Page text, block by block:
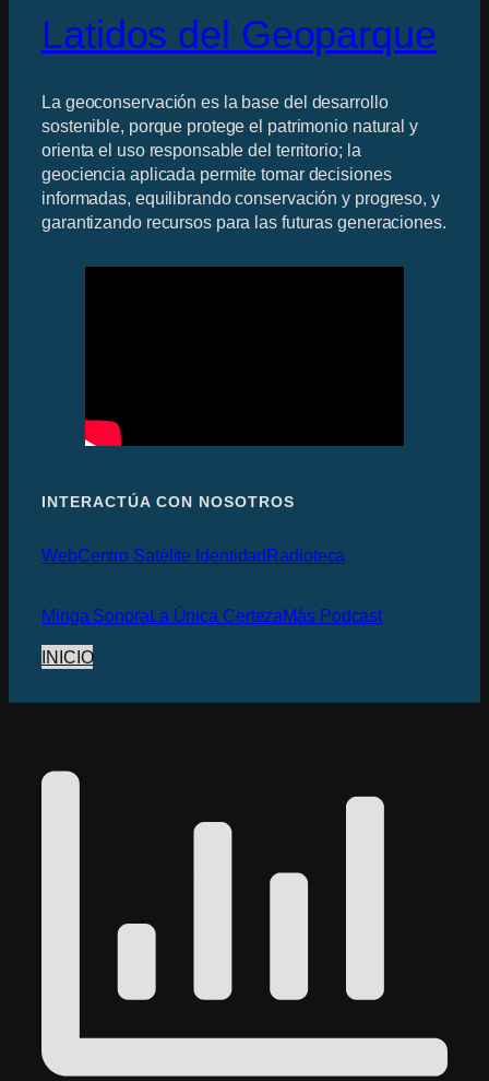
Latidos del Geoparque
La geoconservación es la base del desarrollo
sostenible, porque protege el patrimonio natural y
orienta el uso responsable del territorio; la
geociencia aplicada permite tomar decisiones
informadas, equilibrando conservación y progreso, y
garantizando recursos para las futuras generaciones.
INTERACTÚA CON NOSOTROS
WebCentro Satélite IdentidadRadioteca
Minga SonoraLa Única CertezaMás Podcast
INICIO